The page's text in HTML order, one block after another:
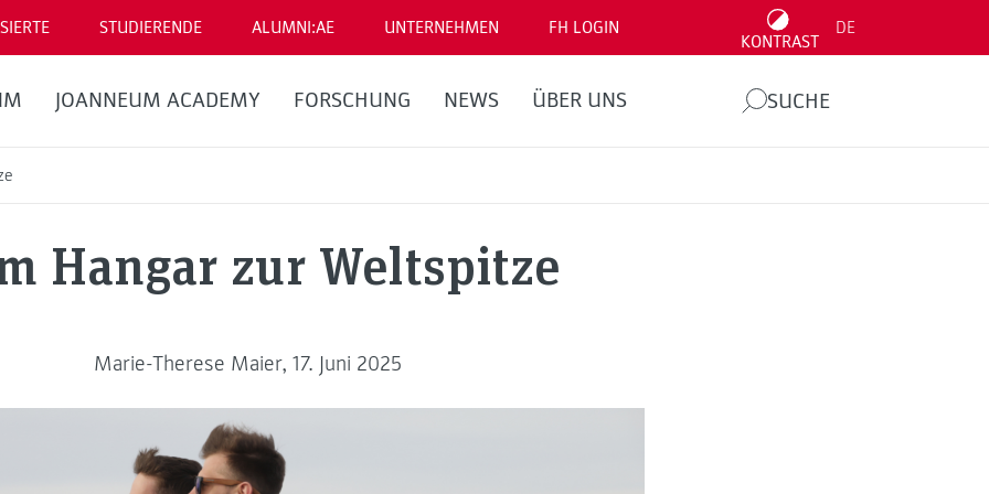
STUDIERENDE ALUMNI:AE UNTERNEHMEN FH LOGIN
KONTRAST
DE
JOANNEUM ACADEMY FORSCHUNG NEWS ÜBER UNS SUCHE
Hangar zur Weltspitze
Marie-Therese Maier, 17. Juni 2025